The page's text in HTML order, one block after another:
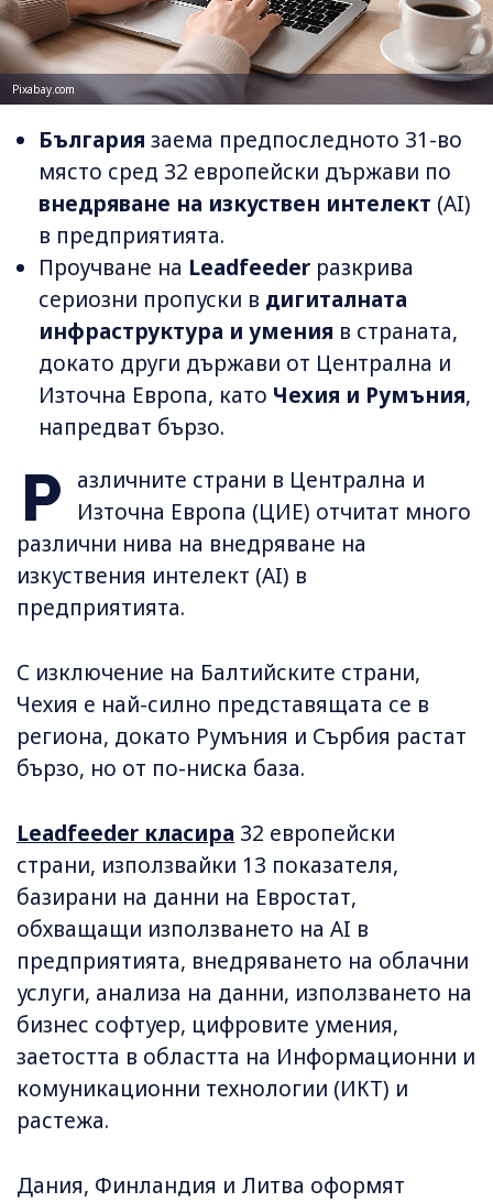
Pixabay.com
България заема предпоследното 31-во
място сред 32 европейски държави по
внедряване на изкуствен интелект (AI)
в предприятията.
Проучване на Leadfeeder разкрива
сериозни пропуски в дигиталната
инфраструктура и умения в страната,
докато други държави от Централна и
Източна Европа, като Чехия и Румъния,
напредват бързо.
Р
азличните страни в Централна и
Източна Европа (ЦИЕ) отчитат много
различни нива на внедряване на
изкуствения интелект (AI) в
предприятията.
С изключение на Балтийските страни,
Чехия е най-силно представящата се в
региона, докато Румъния и Сърбия растат
бързо, но от по-ниска база.
Leadfeeder класира 32 европейски
страни, използвайки 13 показателя,
базирани на данни на Евростат,
обхващащи използването на AI в
предприятията, внедряването на облачни
услуги, анализа на данни, използването на
бизнес софтуер, цифровите умения,
заетостта в областта на Информационни и
комуникационни технологии (ИКТ) и
растежа.
Дания, Финландия и Литва оформят